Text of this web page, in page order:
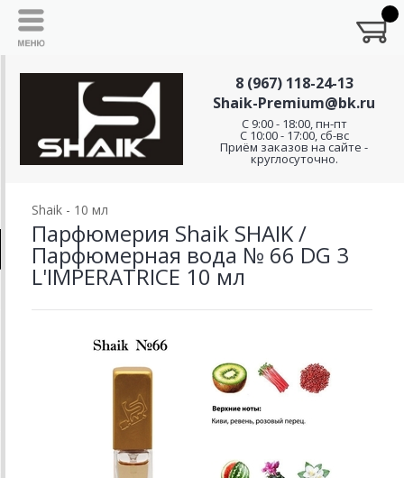
8 (967) 118-24-13
Shaik-Premium@bk.ru
C 9:00 - 18:00, пн-пт
С 10:00 - 17:00, сб-вс
Приём заказов на сайте -
круглосуточно.
Shaik - 10 мл
Парфюмерия Shaik SHAIK /
Парфюмерная вода № 66 DG 3
L'IMPERATRICE 10 мл